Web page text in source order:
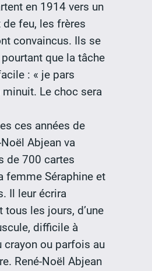
en 1914 vers un
feu, les frères
convaincus. Ils se
que la tâche
: « je pars
minuit. Le choc sera
ces années de
Abjean va
de 700 cartes
femme Séraphine et
Il leur écrira
tous les jours, d’une
difficile à
crayon ou parfois au
René-Noël Abjean